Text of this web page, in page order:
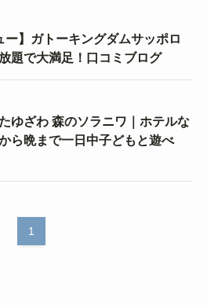
】ガトーキングダムサッポロ
題で大満足！口コミブログ
ゆざわ 森のソラニワ｜ホテルな
ら晩まで一日中子どもと遊べ
1